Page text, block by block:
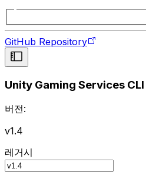
GitHub Repository
Unity Gaming Services CLI
버전:
v1.4
레거시